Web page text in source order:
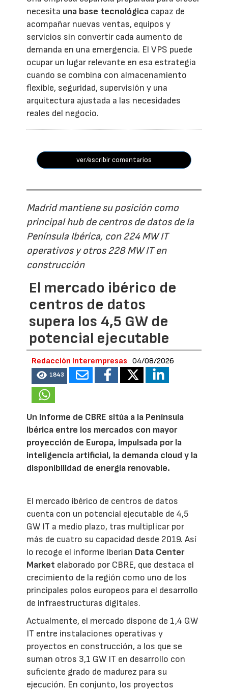
necesita una base tecnológica capaz de
acompañar nuevas ventas, equipos y
servicios sin convertir cada aumento de
demanda en una emergencia. El VPS puede
ocupar un lugar relevante en esa estrategia
cuando se combina con almacenamiento
flexible, seguridad, supervisión y una
arquitectura ajustada a las necesidades
reales del negocio.
ver/escribir comentarios
Madrid mantiene su posición como
principal hub de centros de datos de la
Península Ibérica, con 224 MW IT
operativos y otros 228 MW IT en
construcción
El mercado ibérico de
centros de datos
supera los 4,5 GW de
potencial ejecutable
Redacción Interempresas 04/08/2026
1843
Un informe de CBRE sitúa a la Península
Ibérica entre los mercados con mayor
proyección de Europa, impulsada por la
inteligencia artificial, la demanda cloud y la
disponibilidad de energía renovable.
El mercado ibérico de centros de datos
cuenta con un potencial ejecutable de 4,5
GW IT a medio plazo, tras multiplicar por
más de cuatro su capacidad desde 2019. Así
lo recoge el informe Iberian Data Center
Market elaborado por CBRE, que destaca el
crecimiento de la región como uno de los
principales polos europeos para el desarrollo
de infraestructuras digitales.
Actualmente, el mercado dispone de 1,4 GW
IT entre instalaciones operativas y
proyectos en construcción, a los que se
suman otros 3,1 GW IT en desarrollo con
suficiente grado de madurez para su
ejecución. En conjunto, los proyectos